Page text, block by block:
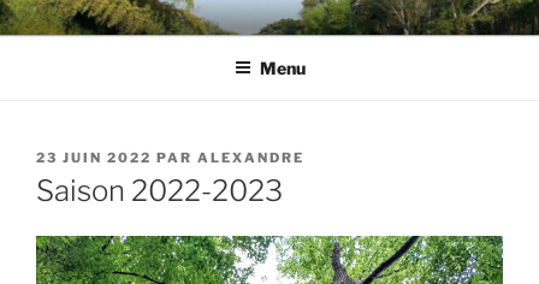
Aller
au
YOGA AVEC ALEXANDRE
Menu
PUBLIÉ
LE
23 JUIN 2022 PAR ALEXANDRE
Saison 2022-2023